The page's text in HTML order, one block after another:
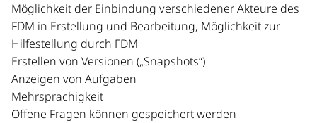
Möglichkeit der Einbindung verschiedener Akteure des
FDM in Erstellung und Bearbeitung, Möglichkeit zur
Hilfestellung durch FDM
Erstellen von Versionen („Snapshots“)
Anzeigen von Aufgaben
Mehrsprachigkeit
Offene Fragen können gespeichert werden